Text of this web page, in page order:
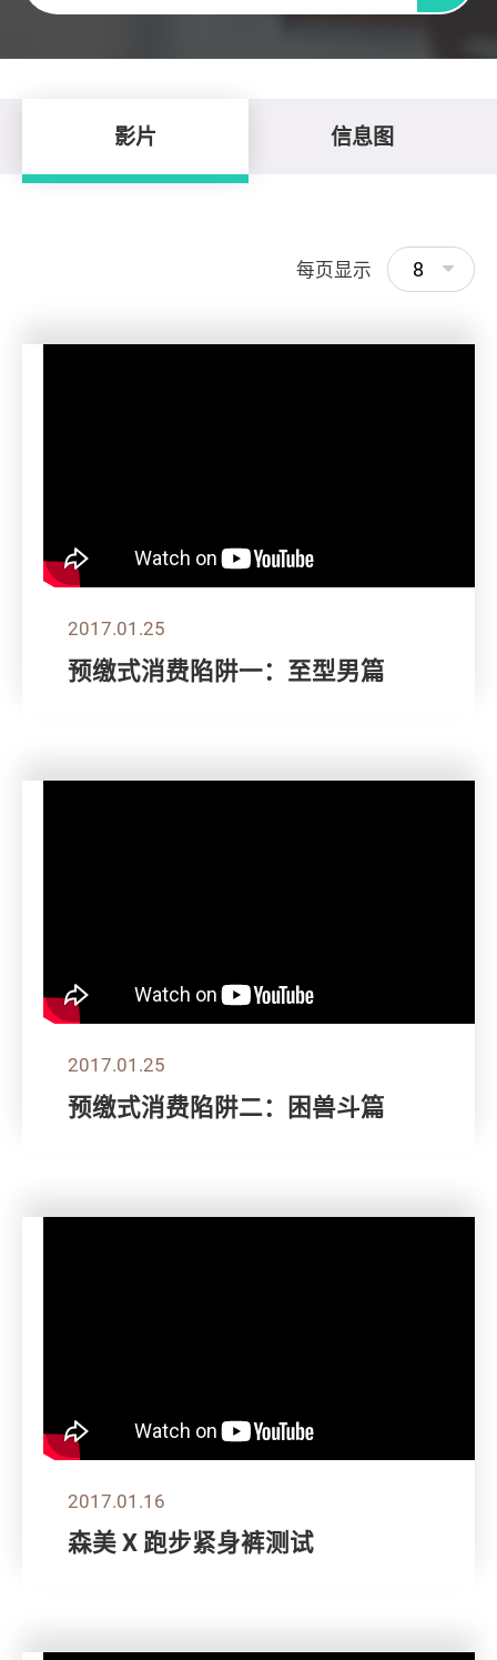
影片 信息图
每页显示 8
2017.01.25
预缴式消费陷阱一：至型男篇
2017.01.25
预缴式消费陷阱二：困兽斗篇
2017.01.16
森美 X 跑步紧身裤测试